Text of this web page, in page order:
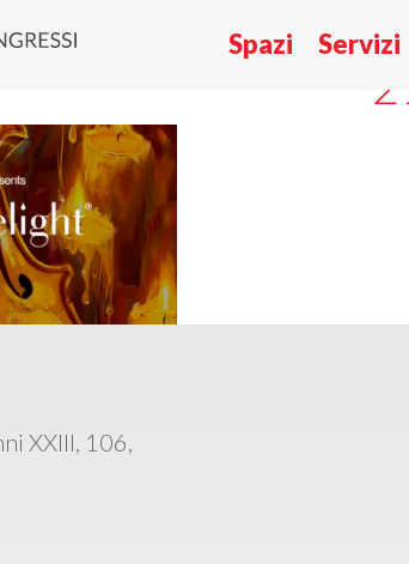
Spazi Servizi
– LE
XXIII, 106,